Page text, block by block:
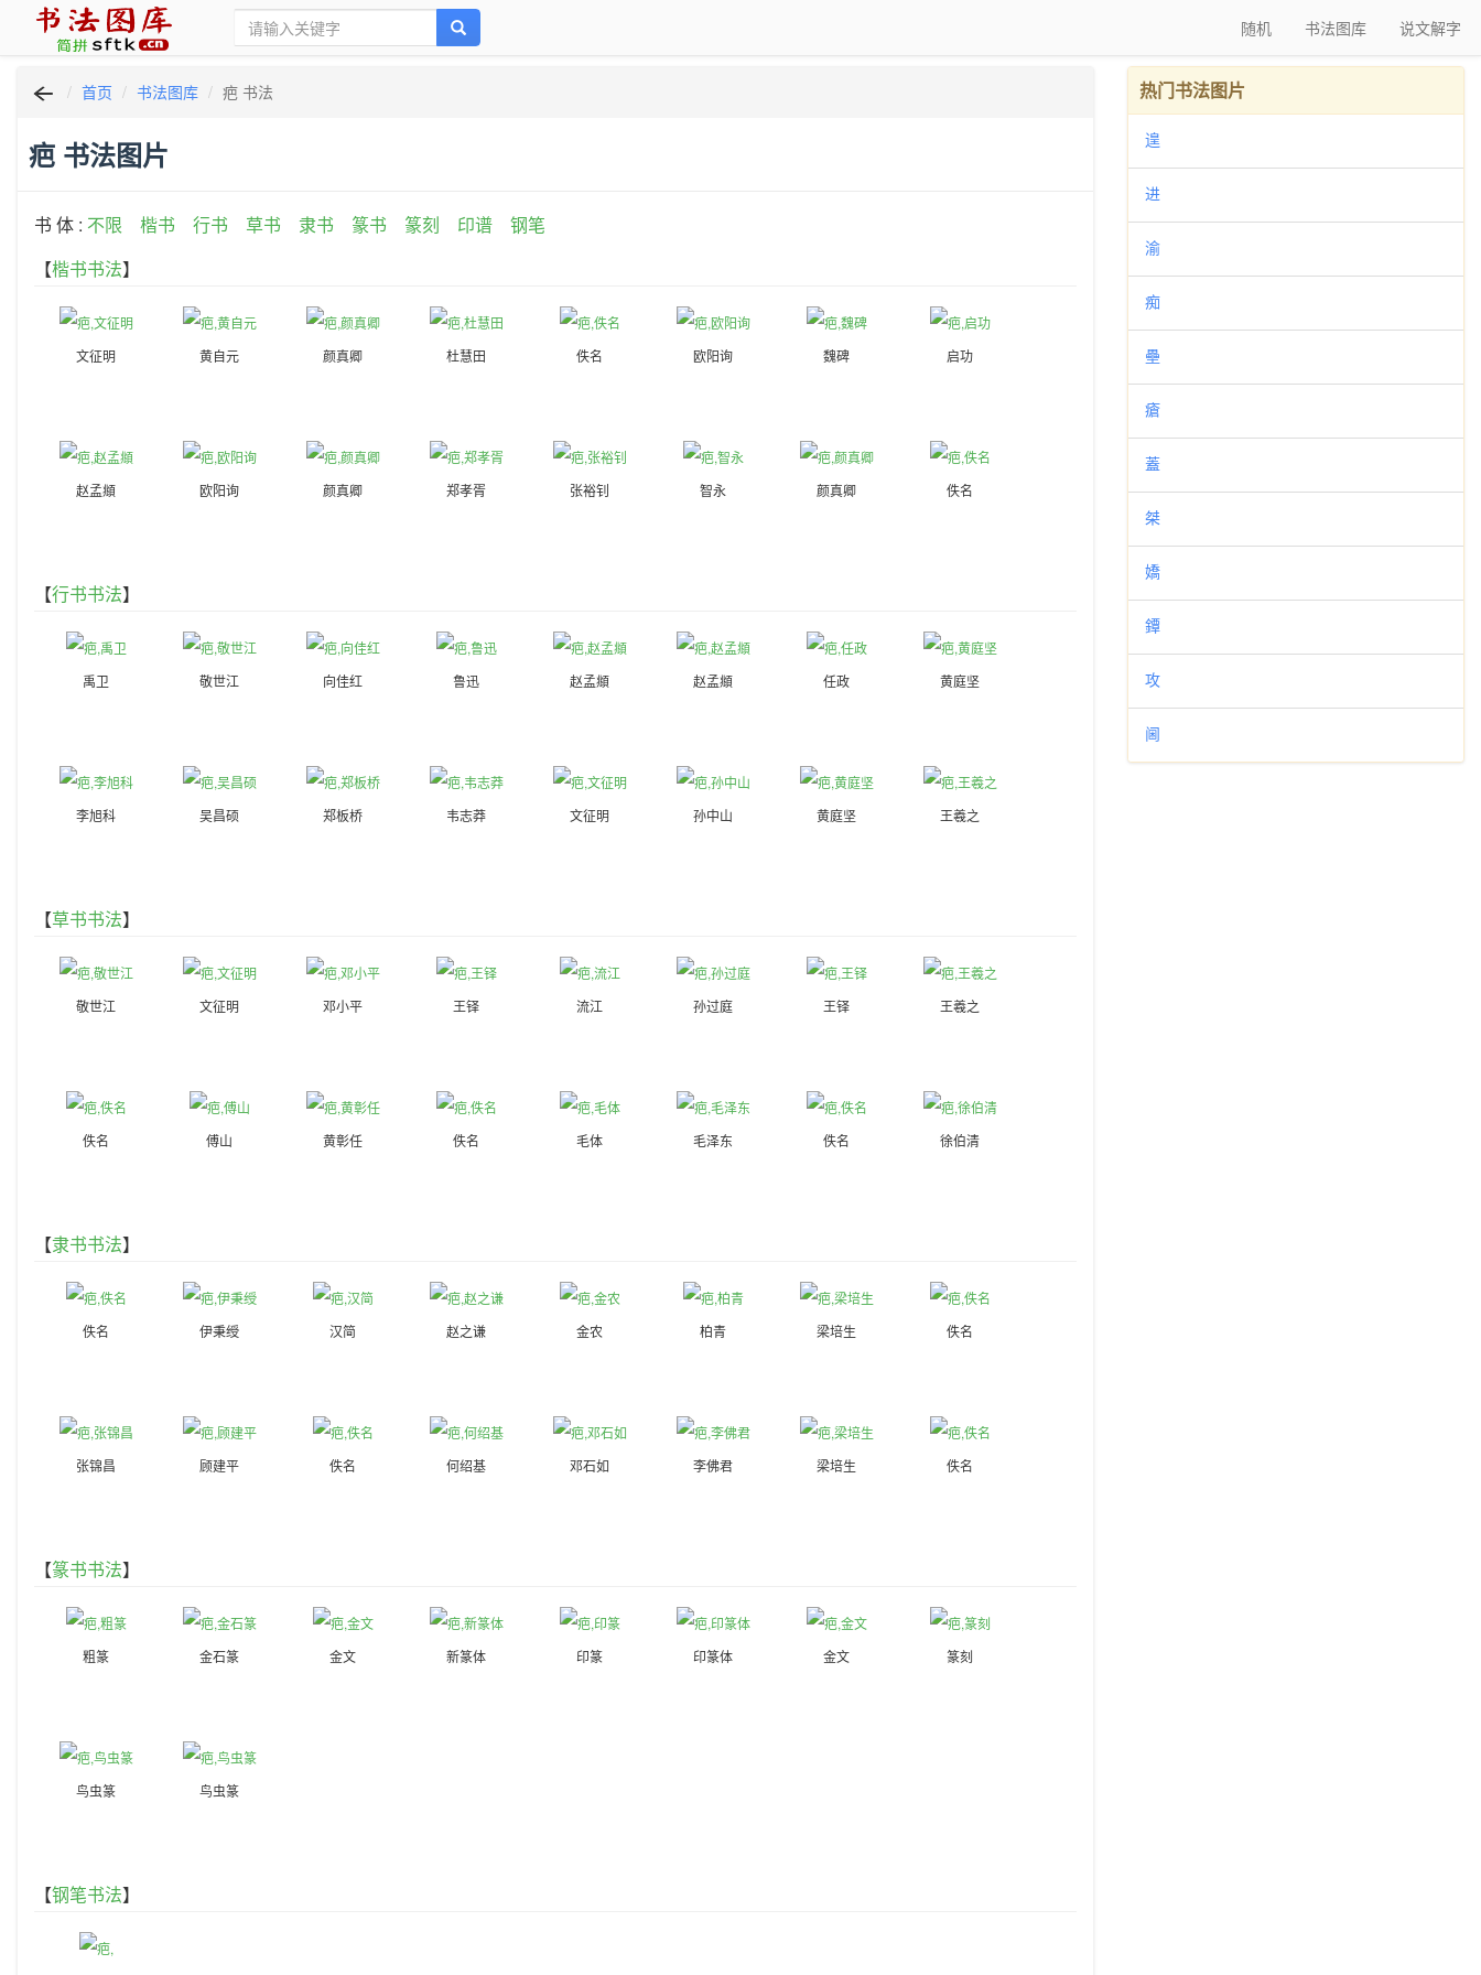
随机 书法图库 说文解字
首页 书法图库 疤 书法
疤 书法图片
书 体 : 不限 楷书 行书 草书 隶书 篆书 篆刻 印谱
钢笔
【楷书书法】
文征明 黄自元 颜真卿 杜慧田 佚名 欧阳询 魏碑 启功
赵孟頫 欧阳询 颜真卿 郑孝胥 张裕钊 智永 颜真卿 佚名
【行书书法】
禹卫 敬世江 向佳红 鲁迅 赵孟頫 赵孟頫 任政 黄庭坚
李旭科 吴昌硕 郑板桥 韦志莽 文征明 孙中山 黄庭坚 王羲之
【草书书法】
敬世江 文征明 邓小平 王铎 流江 孙过庭 王铎 王羲之
佚名 傅山 黄彰任 佚名 毛体 毛泽东 佚名 徐伯清
【隶书书法】
佚名 伊秉绶 汉简 赵之谦 金农 柏青 梁培生 佚名
张锦昌 顾建平 佚名 何绍基 邓石如 李佛君 梁培生 佚名
【篆书书法】
粗篆 金石篆 金文 新篆体 印篆 印篆体 金文 篆刻
鸟虫篆 鸟虫篆
【钢笔书法】
热门书法图片
遑
进
渝
痴
壘
瘡
蓋
桀
嬌
鐔
攻
阃